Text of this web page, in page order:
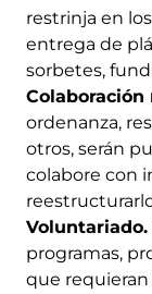
restrinja en
entrega de
sorbetes,
ordenanza,
otros, serán
colabore con
Voluntariado.
programas,
que